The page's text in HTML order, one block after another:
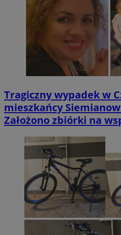
Tragiczny wypadek w
mieszkańcy
Założono zbiórki na